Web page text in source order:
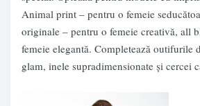
Animal print – pentru o femeie
originale – pentru o femeie creativă, all
femeie elegantă. Completează outifurile
glam, inele supradimensionate și cercei